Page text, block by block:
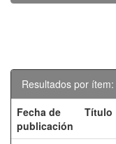
Resultados por ítem:
Fecha de
publicación
Título